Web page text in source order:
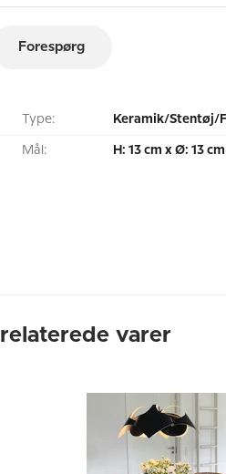
Forespørg
Type: Keramik/Stentøj/
Mål: H: 13 cm x Ø: 13 cm
varer